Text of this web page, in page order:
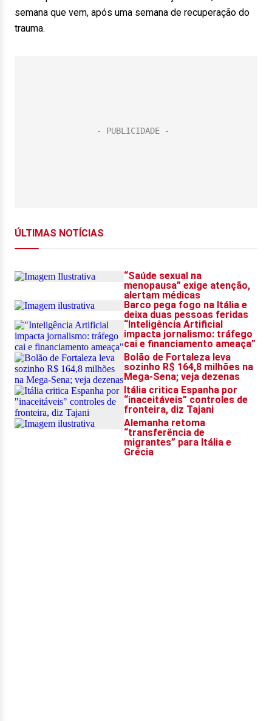
semana que vem, após uma semana de recuperação do
trauma.